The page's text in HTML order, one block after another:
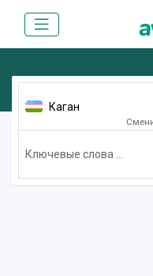
Каган